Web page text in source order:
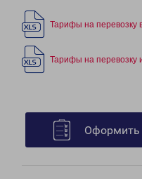
Тарифы на перевозку
Тарифы на перевозку
Оформить